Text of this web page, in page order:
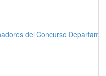
del Concurso